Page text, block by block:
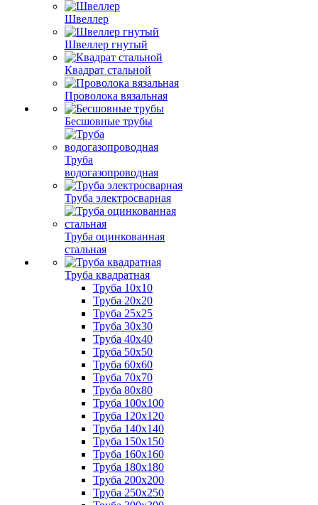
Швеллер
Швеллер гнутый
Квадрат стальной
Проволока вязальная
Бесшовные трубы
Труба
водогазопроводная
Труба электросварная
Труба оцинкованная
стальная
Труба квадратная
Труба 10x10
Труба 20x20
Труба 25x25
Труба 30x30
Труба 40x40
Труба 50x50
Труба 60x60
Труба 70x70
Труба 80x80
Труба 100x100
Труба 120x120
Труба 140x140
Труба 150x150
Труба 160x160
Труба 180x180
Труба 200x200
Труба 250x250